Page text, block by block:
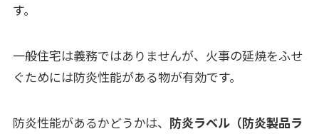
す。
一般住宅は義務ではありませんが、火事の延焼をふせ
ぐためには防炎性能がある物が有効です。
防炎性能があるかどうかは、 防炎ラベル（防炎製品ラ